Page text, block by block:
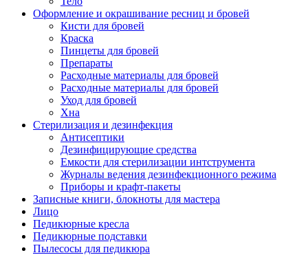
Оформление и окрашивание ресниц и бровей
Кисти для бровей
Краска
Пинцеты для бровей
Препараты
Расходные материалы для бровей
Расходные материалы для бровей
Уход для бровей
Хна
Стерилизация и дезинфекция
Антисептики
Дезинфицирующие средства
Емкости для стерилизации интструмента
Журналы ведения дезинфекционного режима
Приборы и крафт-пакеты
Записные книги, блокноты для мастера
Лицо
Педикюрные кресла
Педикюрные подставки
Пылесосы для педикюра